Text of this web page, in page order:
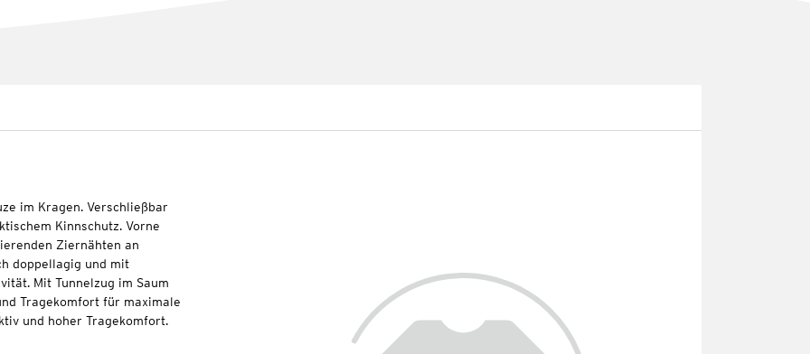
im Kragen. Verschließbar
Kinnschutz. Vorne
Ziernähten an
doppellagig und mit
Mit Tunnelzug im Saum
Tragekomfort für maximale
und hoher Tragekomfort.